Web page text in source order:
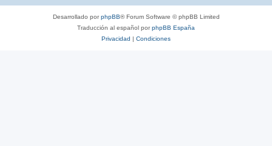
Desarrollado porphpBB® Forum Software © phpBB Limited
Traducción al español porphpBB España
Privacidad | Condiciones